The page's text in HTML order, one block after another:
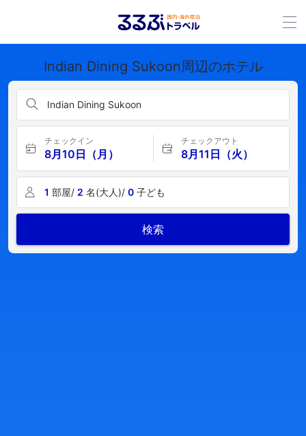
Indian Dining Sukoon周辺のホテル
Indian Dining Sukoon
チェックイン
8月10日（月）
チェックアウト
8月11日（火）
1 部屋/ 2 名(大人)/ 0 子ども
検索